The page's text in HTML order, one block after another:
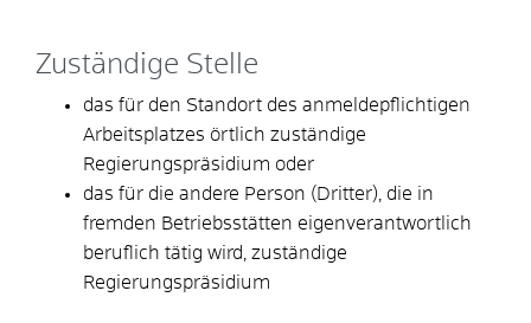
Zuständige Stelle
das für den Standort des anmeldepflichtigen
Arbeitsplatzes örtlich zuständige
Regierungspräsidium oder
das für die andere Person (Dritter), die in
fremden Betriebsstätten eigenverantwortlich
beruflich tätig wird, zuständige
Regierungspräsidium